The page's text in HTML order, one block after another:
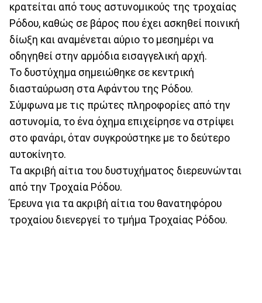
κρατείται από τους αστυνομικούς της τροχαίας
Ρόδου, καθώς σε βάρος που έχει ασκηθεί ποινική
δίωξη και αναμένεται αύριο το μεσημέρι να
οδηγηθεί στην αρμόδια εισαγγελική αρχή.
Το δυστύχημα σημειώθηκε σε κεντρική
διασταύρωση στα Αφάντου της Ρόδου.
Σύμφωνα με τις πρώτες πληροφορίες από την
αστυνομία, το ένα όχημα επιχείρησε να στρίψει
στο φανάρι, όταν συγκρούστηκε με το δεύτερο
αυτοκίνητο.
Τα ακριβή αίτια του δυστυχήματος διερευνώνται
από την Τροχαία Ρόδου.
Έρευνα για τα ακριβή αίτια του θανατηφόρου
τροχαίου διενεργεί το τμήμα Τροχαίας Ρόδου.